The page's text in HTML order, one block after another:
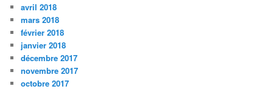
avril 2018
mars 2018
février 2018
janvier 2018
décembre 2017
novembre 2017
octobre 2017